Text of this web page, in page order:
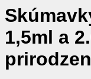
1,5ml a